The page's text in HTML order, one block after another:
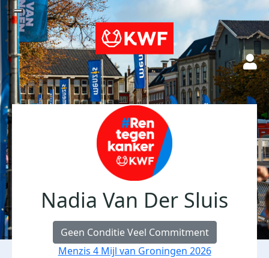
Nadia Van Der Sluis
Geen Conditie Veel Commitment
Menzis 4 Mijl van Groningen 2026